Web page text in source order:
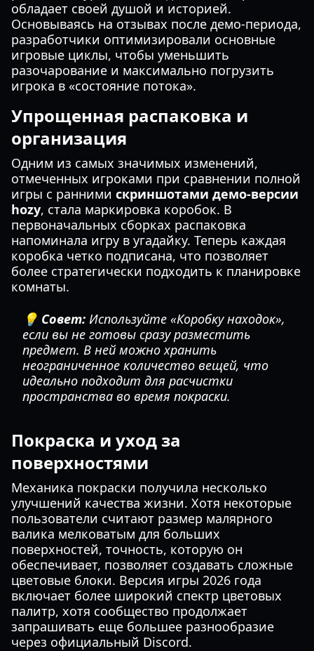
обладает своей душой и историей.
Основываясь на отзывах после демо-периода,
разработчики оптимизировали основные
игровые циклы, чтобы уменьшить
разочарование и максимально погрузить
игрока в «состояние потока».
Упрощенная распаковка и
организация
Одним из самых значимых изменений,
отмеченных игроками при сравнении полной
игры с ранними скриншотами демо-версии
hozy, стала маркировка коробок. В
первоначальных сборках распаковка
напоминала игру в угадайку. Теперь каждая
коробка четко подписана, что позволяет
более стратегически подходить к планировке
комнаты.
💡 Совет: Используйте «Коробку находок»,
если вы не готовы сразу разместить
предмет. В ней можно хранить
неограниченное количество вещей, что
идеально подходит для расчистки
пространства во время покраски.
Покраска и уход за
поверхностями
Механика покраски получила несколько
улучшений качества жизни. Хотя некоторые
пользователи считают размер малярного
валика мелковатым для больших
поверхностей, точность, которую он
обеспечивает, позволяет создавать сложные
цветовые блоки. Версия игры 2026 года
включает более широкий спектр цветовых
палитр, хотя сообщество продолжает
запрашивать еще большее разнообразие
через официальный Discord.